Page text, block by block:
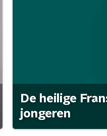
De heilige
jongeren